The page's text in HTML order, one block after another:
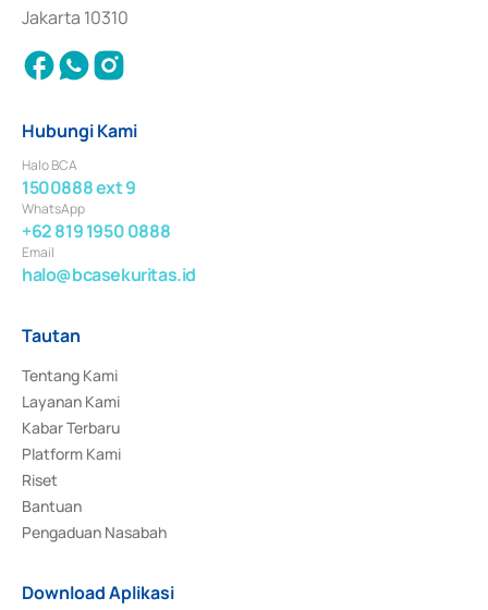
Jakarta 10310
Hubungi Kami
Halo BCA
1500888 ext 9
WhatsApp
+62 819 1950 0888
Email
halo@bcasekuritas.id
Tautan
Tentang Kami
Layanan Kami
Kabar Terbaru
Platform Kami
Riset
Bantuan
Pengaduan Nasabah
Download Aplikasi